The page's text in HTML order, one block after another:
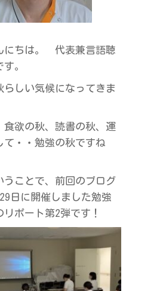
にちは。 代表兼言語聴
。
らしい気候になってきま
食欲の秋、読書の秋、運
て・・勉強の秋ですね
うことで、前回のブログ
日に開催しました勉強
ポート第2弾です！